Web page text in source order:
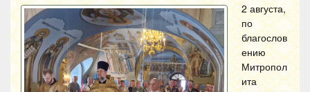
2 августа,
по
благослов
ению
Митропол
ита